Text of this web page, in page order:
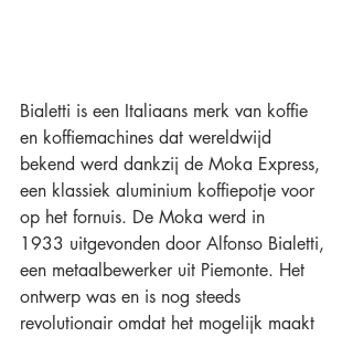
Bialetti is een Italiaans merk van koffie
en koffiemachines dat wereldwijd
bekend werd dankzij de Moka Express,
een klassiek aluminium koffiepotje voor
op het fornuis. De Moka werd in
1933 uitgevonden door Alfonso Bialetti,
een metaalbewerker uit Piemonte. Het
ontwerp was en is nog steeds
revolutionair omdat het mogelijk maakt